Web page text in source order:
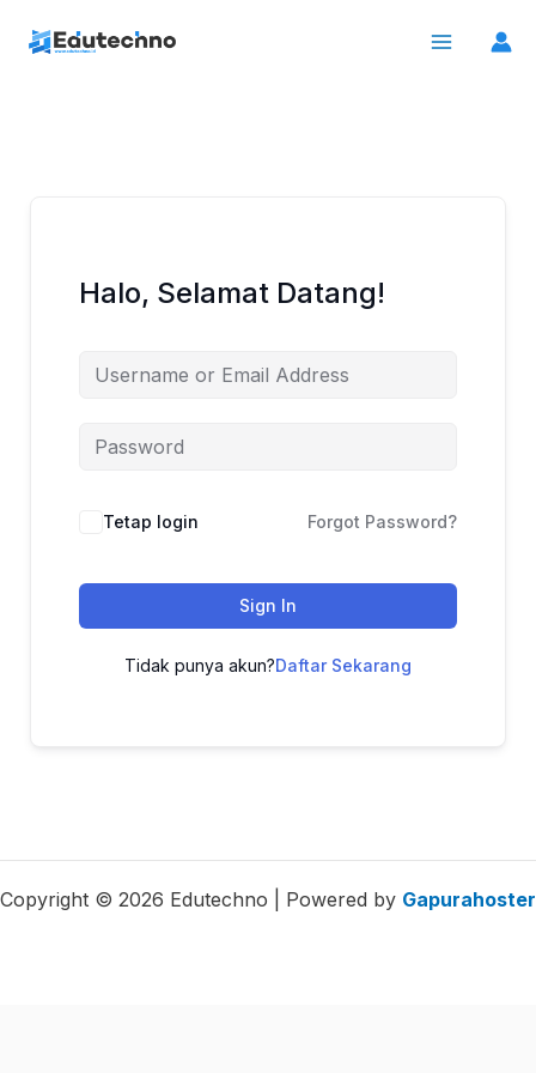
Halo, Selamat Datang!
Tetap login Forgot Password?
Sign In
Tidak punya akun?Daftar Sekarang
Copyright © 2026 Edutechno | Powered by Gapurahoster